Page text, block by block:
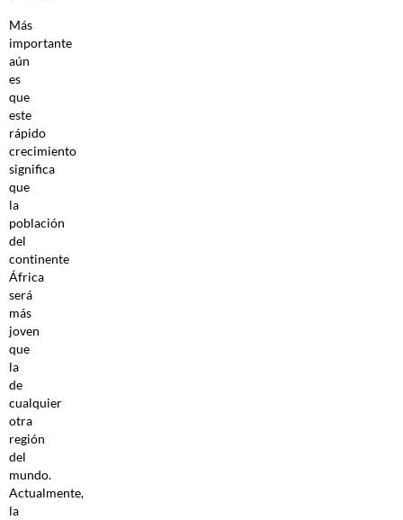
Más
importante
aún
es
que
este
rápido
crecimiento
significa
que
la
población
del
continente
África
será
más
joven
que
la
de
cualquier
otra
región
del
mundo.
Actualmente,
la